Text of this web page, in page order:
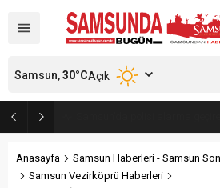
Samsun,30°CAçık
Anasayfa
Samsun Haberleri - Samsun
Samsun Vezirköprü Haberleri